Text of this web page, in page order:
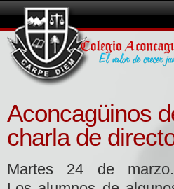
Aconcagüinos
charla de
Martes 24 de